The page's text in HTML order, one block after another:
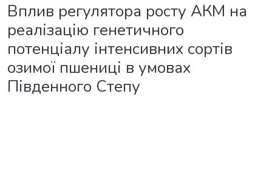
Вплив регулятора росту АКМ на
реалізацію генетичного
потенціалу інтенсивних сортів
озимої пшениці в умовах
Південного Степу